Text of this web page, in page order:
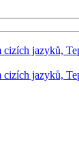
jazyků,
jazyků,